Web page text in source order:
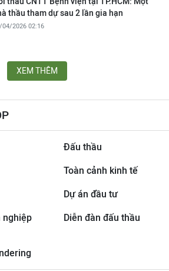
thầu tham dự sau 2 lần gia hạn
04/2026 02:16
XEM THÊM
Đấu thầu
Toàn cảnh kinh tế
Dự án đầu tư
nghiệp Diễn đàn đấu thầu